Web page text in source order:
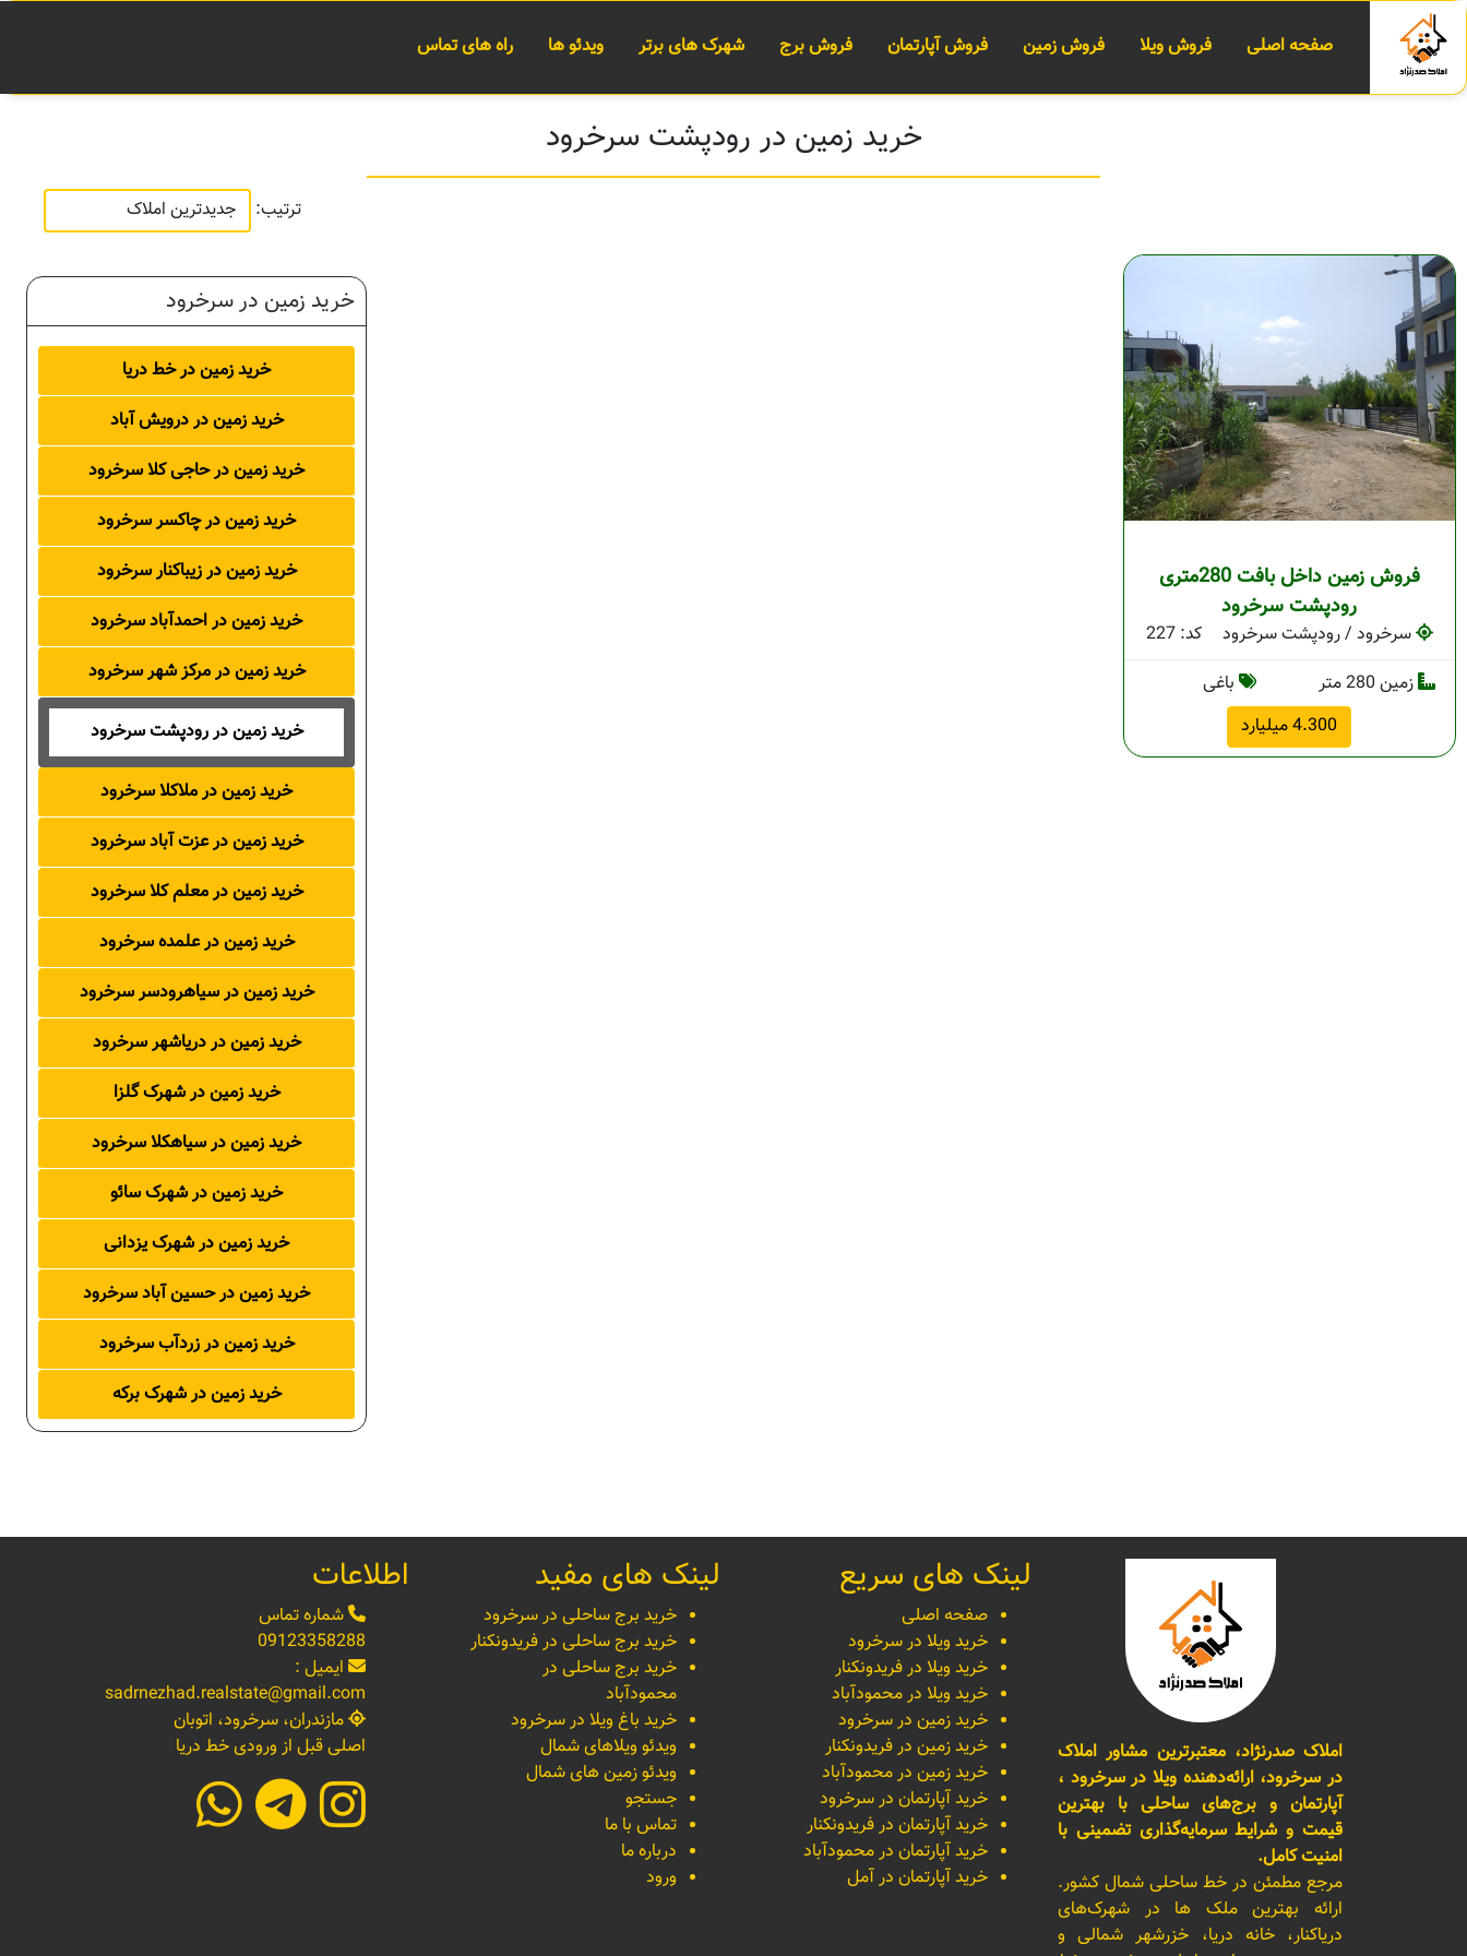
صفحه اصلی فروش ویلا فروش زمین فروش آپارتمان فروش برج شهرک های برتر ویدئو ها راه های تماس
خرید زمین در رودپشت سرخرود
ترتیب:
فروش زمین داخل بافت 280متری
رودپشت سرخرود
سرخرود / رودپشت سرخرود
کد: 227
زمین 280 متر
باغی
4.300 میلیارد
خرید زمین در سرخرود
خرید زمین در خط دریا
خرید زمین در درویش آباد
خرید زمین در حاجی کلا سرخرود
خرید زمین در چاکسر سرخرود
خرید زمین در زیباکنار سرخرود
خرید زمین در احمدآباد سرخرود
خرید زمین در مرکز شهر سرخرود
خرید زمین در رودپشت سرخرود
خرید زمین در ملاکلا سرخرود
خرید زمین در عزت آباد سرخرود
خرید زمین در معلم کلا سرخرود
خرید زمین در علمده سرخرود
خرید زمین در سیاهرودسر سرخرود
خرید زمین در دریاشهر سرخرود
خرید زمین در شهرک گلزا
خرید زمین در سیاهکلا سرخرود
خرید زمین در شهرک سائو
خرید زمین در شهرک یزدانی
خرید زمین در حسین آباد سرخرود
خرید زمین در زردآب سرخرود
خرید زمین در شهرک برکه
املاک صدرنژاد، معتبرترین مشاور املاک
در سرخرود، ارائه‌دهنده ویلا در سرخرود ،
آپارتمان و برج‌های ساحلی با بهترین
قیمت و شرایط سرمایه‌گذاری تضمینی با
امنیت کامل.
مرجع مطمئن در خط ساحلی شمال کشور.
ارائه بهترین ملک ها در شهرک‌های
دریاکنار، خانه دریا، خزرشهر شمالی و
لینک های سریع
صفحه اصلی
خرید ویلا در سرخرود
خرید ویلا در فریدونکنار
خرید ویلا در محمودآباد
خرید زمین در سرخرود
خرید زمین در فریدونکنار
خرید زمین در محمودآباد
خرید آپارتمان در سرخرود
خرید آپارتمان در فریدونکنار
خرید آپارتمان در محمودآباد
خرید آپارتمان در آمل
لینک های مفید
خرید برج ساحلی در سرخرود
خرید برج ساحلی در فریدونکنار
خرید برج ساحلی در
محمودآباد
خرید باغ ویلا در سرخرود
ویدئو ویلاهای شمال
ویدئو زمین های شمال
جستجو
تماس با ما
درباره ما
ورود
اطلاعات
شماره تماس
09123358288
ایمیل :
sadrnezhad.realstate@gmail.com
مازندران، سرخرود، اتوبان
اصلی قبل از ورودی خط دریا